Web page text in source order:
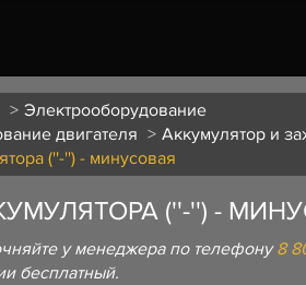
Электрооборудование
двигателя
Аккумулятор и
(''-'') - минусовая
(''-'') -
у менеджера по телефону8
бесплатный.